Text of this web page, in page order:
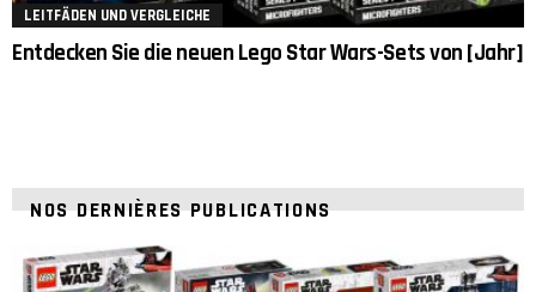
LEITFÄDEN UND VERGLEICHE
Entdecken Sie die neuen Lego Star Wars-Sets von [Jahr]
NOS DERNIÈRES PUBLICATIONS